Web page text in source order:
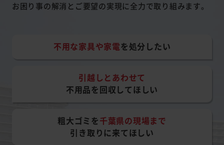
お困り事の解消とご要望の実現に全力で取り組みます。
不用な家具や家電を処分したい
引越しとあわせて
不用品を回収してほしい
粗大ゴミを千葉県の現場まで
引き取りに来てほしい